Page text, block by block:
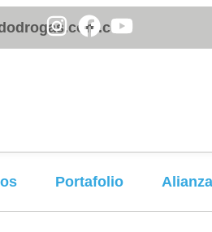
Portafolio